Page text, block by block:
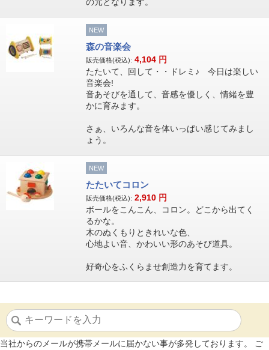
NEW
森の音楽会
販売価格(税込): 4,104 円
たたいて、回して・・ドレミ♪ 今日は楽しい
音楽会!
音あそびを通して、音感を優しく、情緒を豊
かに育みます。
さぁ、いろんな音を体いっぱい感じてみまし
ょう。
NEW
たたいてコロン
販売価格(税込): 2,910 円
ボールをこんこん、コロン。どこから出てく
るかな。
木のぬくもりときれいな色、
心地よい音、かわいい形のあそび道具。
好奇心をふくらませ創造力を育てます。
当社からのメールが携帯メールに届かない事が多発しております。 ご